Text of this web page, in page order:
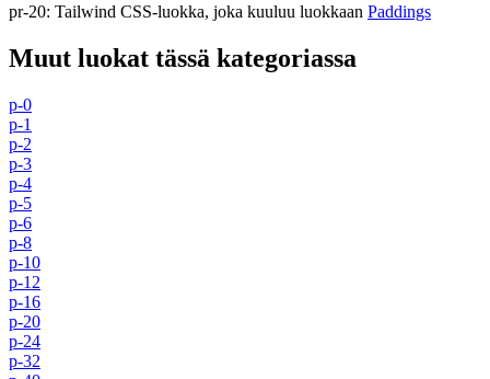
pr-20: Tailwind CSS-luokka, joka kuuluu luokkaan Paddings
Muut luokat tässä kategoriassa
p-0
p-1
p-2
p-3
p-4
p-5
p-6
p-8
p-10
p-12
p-16
p-20
p-24
p-32